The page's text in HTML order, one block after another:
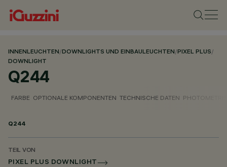
INNENLEUCHTEN/DOWNLIGHTS UND EINBAULEUCHTEN/PIXEL PLUS/
DOWNLIGHT
Q244
FARBE OPTIONALE KOMPONENTEN TECHNISCHE DATEN
Q244
TEIL VON
PIXEL PLUS DOWNLIGHT